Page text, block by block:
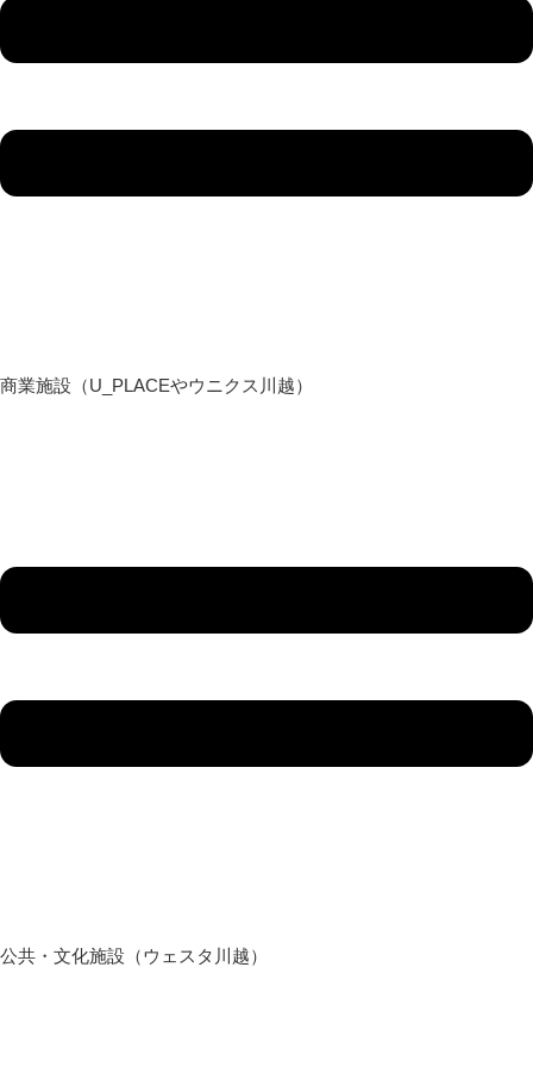
商業施設（U_PLACEやウニクス川越）
公共・文化施設（ウェスタ川越）